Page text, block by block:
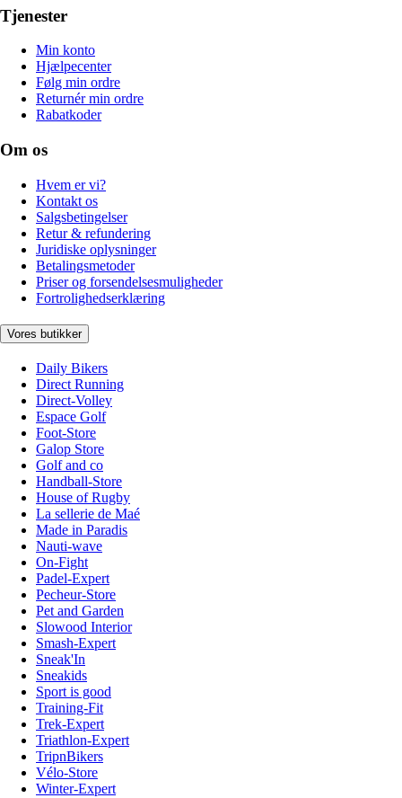
Tjenester
Min konto
Hjælpecenter
Følg min ordre
Returnér min ordre
Rabatkoder
Om os
Hvem er vi?
Kontakt os
Salgsbetingelser
Retur & refundering
Juridiske oplysninger
Betalingsmetoder
Priser og forsendelsesmuligheder
Fortrolighedserklæring
Vores butikker
Daily Bikers
Direct Running
Direct-Volley
Espace Golf
Foot-Store
Galop Store
Golf and co
Handball-Store
House of Rugby
La sellerie de Maé
Made in Paradis
Nauti-wave
On-Fight
Padel-Expert
Pecheur-Store
Pet and Garden
Slowood Interior
Smash-Expert
Sneak'In
Sneakids
Sport is good
Training-Fit
Trek-Expert
Triathlon-Expert
TripnBikers
Vélo-Store
Winter-Expert